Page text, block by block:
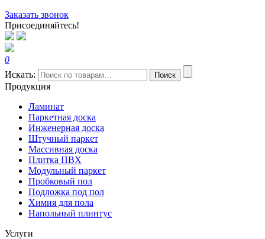
Заказать звонок
Присоединяйтесь!
0
Искать:
Поиск
Продукция
Ламинат
Паркетная доска
Инженерная доска
Штучный паркет
Массивная доска
Плитка ПВХ
Модульный паркет
Пробковый пол
Подложка под пол
Химия для пола
Напольный плинтус
Услуги